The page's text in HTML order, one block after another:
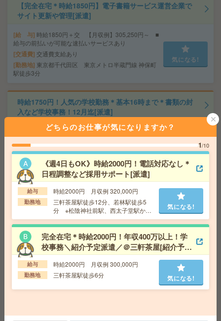
【完全在宅＊時給1850円】電子書籍サービス運営企業で
サイト更新や管理[派遣]
給 与 時給1850円＋交 【月収例】305,250円～ ■
給与の前払いが可能な速払いサービスあり
交通費 交通費支給あり
勤務地 東京都千代田区 東京メトロ半蔵門線 神保町
駅徒歩3分
気になる!
時給1750円！人気の学校勤務＊基本16時まで＊書類の封
入など学校事務！12月迄[派遣]
時給1750円＋交 【月収例】301,875円～ ■
給与の前払いが可能な速払いサービスあり
交通費 交通費支給あり
勤務地
東京都千代田区 中央・総武線各停 飯田橋駅
徒歩7分
気になる!
座り仕事！給与即払いOK！高時給！卓球ラケットの製造
[派遣]
給 与 時給1600円
交通費 交通費支給有り
勤務地 新所沢駅～バス15分 ※送迎有り
気になる!
時給2050円！ピタッと17時終業＊六本木ヒルズ森タワー
勤務＊2名の募集[派遣]
給与の前払いが可能な速払いサービスあり
どちらのお仕事が気になりますか？
1/10
《週4日もOK》時給2000円！電話対応なし＊
日程調整など採用サポート[派遣]
給与 時給2000円 月収例 320,000円
勤務地
三軒茶屋駅徒歩12分、若林駅徒歩5
分 ※松陰神社前駅、西太子堂駅から
も徒歩圏内！
気になる!
完全在宅＊時給2000円！年収400万以上！学
校事務＼紹介予定派遣／＠三軒茶屋[紹介予定
派遣]
給与 時給2000円 月収例 300,000円
勤務地 三軒茶屋駅徒歩6分 気になる!